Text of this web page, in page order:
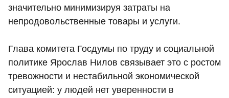
значительно минимизируя затраты на
непродовольственные товары и услуги.
Глава комитета Госдумы по труду и социальной
политике Ярослав Нилов связывает это с ростом
тревожности и нестабильной экономической
ситуацией: у людей нет уверенности в